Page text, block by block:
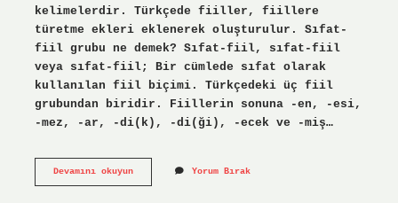
kelimelerdir. Türkçede fiiller, fiillere
türetme ekleri eklenerek oluşturulur. Sıfat-
fiil grubu ne demek? Sıfat-fiil, sıfat-fiil
veya sıfat-fiil; Bir cümlede sıfat olarak
kullanılan fiil biçimi. Türkçedeki üç fiil
grubundan biridir. Fiillerin sonuna -en, -esi,
-mez, -ar, -di(k), -di(ği), -ecek ve -miş…
Devamını okuyunZarf-
Yorum Bırak